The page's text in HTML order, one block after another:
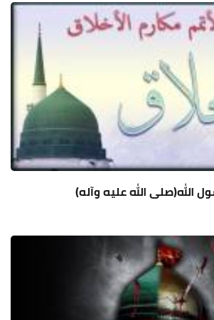
الله(صلى الله عليه وآله)